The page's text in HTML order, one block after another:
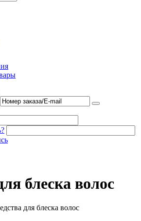
блеска волос
для блеска волос